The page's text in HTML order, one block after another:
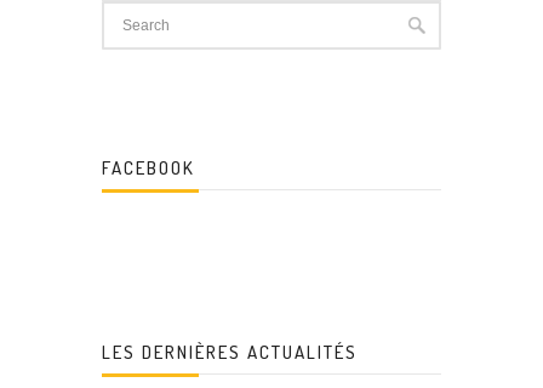
FACEBOOK
LES DERNIÈRES ACTUALITÉS